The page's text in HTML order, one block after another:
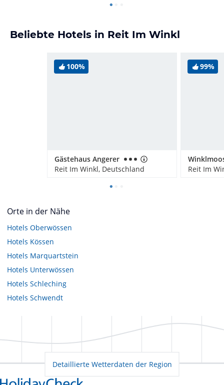
Beliebte Hotels in Reit Im Winkl
100%
Gästehaus Angerer
Reit Im Winkl, Deutschland
99%
Reit Im
Orte in der Nähe
Hotels Oberwössen
Hotels Kössen
Hotels Marquartstein
Hotels Unterwössen
Hotels Schleching
Hotels Schwendt
Detaillierte Wetterdaten der Region